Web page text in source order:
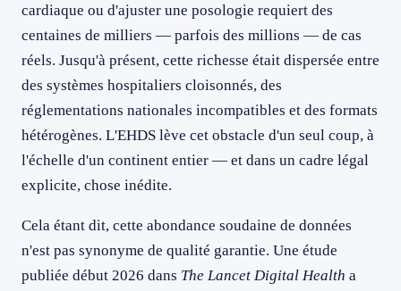
cardiaque ou d'ajuster une posologie requiert des
centaines de milliers — parfois des millions — de cas
réels. Jusqu'à présent, cette richesse était dispersée entre
des systèmes hospitaliers cloisonnés, des
réglementations nationales incompatibles et des formats
hétérogènes. L'EHDS lève cet obstacle d'un seul coup, à
l'échelle d'un continent entier — et dans un cadre légal
explicite, chose inédite.
Cela étant dit, cette abondance soudaine de données
n'est pas synonyme de qualité garantie. Une étude
publiée début 2026 dans The Lancet Digital Health a